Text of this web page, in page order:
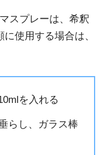
スプレーは、希釈
使用する場合は、
を入れる
らし、ガラス棒